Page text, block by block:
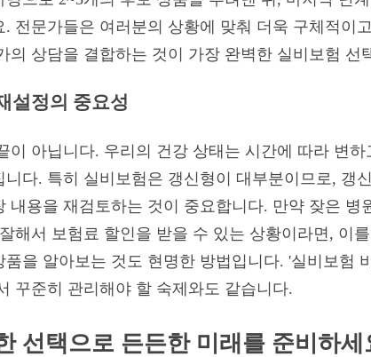
전문가들은 여러분의 상황에 맞춰 더욱 구체적이
의 상담을 결합하는 것이 가장 완벽한 실비보험 선
설정의 중요성
이 아닙니다. 우리의 건강 상태는 시간에 따라 변
다. 특히 실비보험은 갱신형이 대부분이므로, 갱
내용을 재검토하는 것이 중요합니다. 만약 잦은 병
해서 보험료 할인을 받을 수 있는 상황이라면, 이
을 알아보는 것도 현명한 방법입니다. '실비보험
꾸준히 관리해야 할 숙제와도 같습니다.
선택으로 든든한 미래를 준비하세